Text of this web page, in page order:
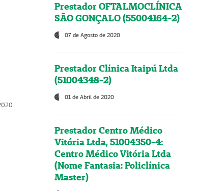
Prestador OFTALMOCLÍNICA
SÃO GONÇALO (55004164-2)
07 de Agosto de 2020
Prestador Clínica Itaipú Ltda
(51004348-2)
01 de Abril de 2020
Prestador Centro Médico
Vitória Ltda, 51004350-4:
Centro Médico Vitória Ltda
(Nome Fantasia: Policlínica
Master)